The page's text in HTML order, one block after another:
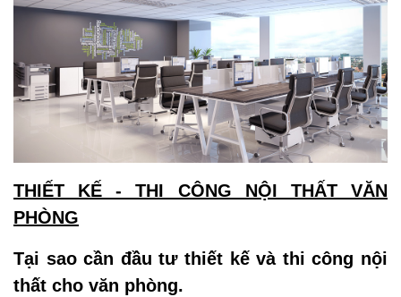
THIẾT KẾ - THI CÔNG NỘI THẤT VĂN
PHÒNG
Tại sao cần đầu tư thiết kế và thi công nội
thất cho văn phòng.